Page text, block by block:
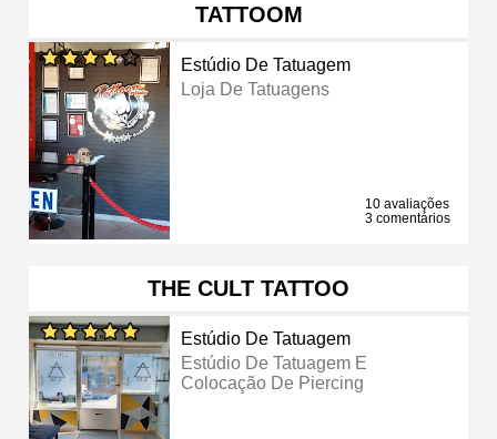
TATTOOM
Estúdio De Tatuagem
Loja De Tatuagens
10 avaliações
3 comentários
THE CULT TATTOO
Estúdio De Tatuagem
Estúdio De Tatuagem E
Colocação De Piercing